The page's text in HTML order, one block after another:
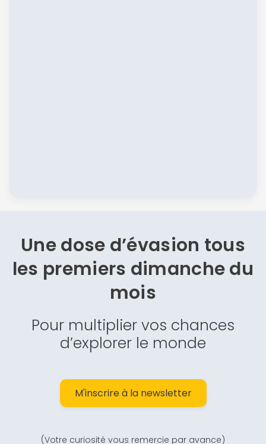
Une dose d’évasion tous
les premiers dimanche du
mois
Pour multiplier vos chances
d’explorer le monde
M'inscrire à la newsletter
(Votre curiosité vous remercie par avance)